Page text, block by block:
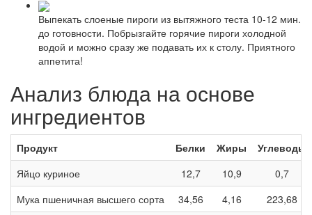
Выпекать слоеные пироги из вытяжного теста 10-12 мин.
до готовности. Побрызгайте горячие пироги холодной
водой и можно сразу же подавать их к столу. Приятного
аппетита!
Анализ блюда на основе
ингредиентов
Продукт Белки Жиры
Углеводы
Яйцо куриное
12,7 10,9
0,7
Мука пшеничная высшего сорта
34,56 4,16
223,68